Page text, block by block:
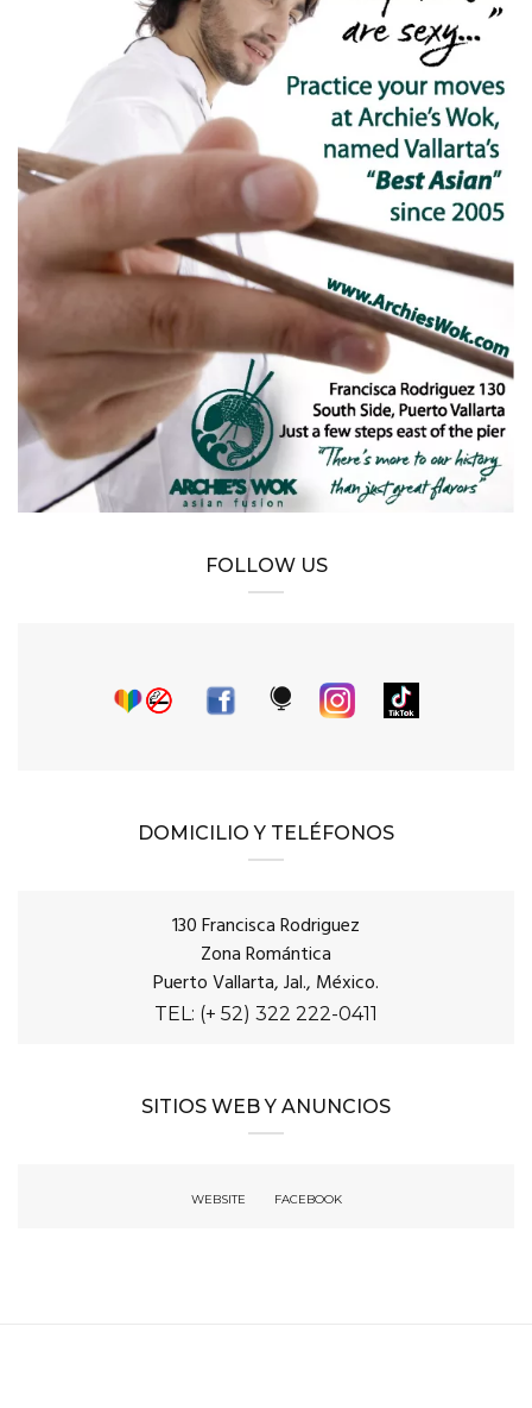
FOLLOW US
DOMICILIO Y TELÉFONOS
130 Francisca Rodriguez
Zona Romántica
Puerto Vallarta, Jal., México.
TEL: (+ 52) 322 222-0411
SITIOS WEB Y ANUNCIOS
WEBSITE FACEBOOK